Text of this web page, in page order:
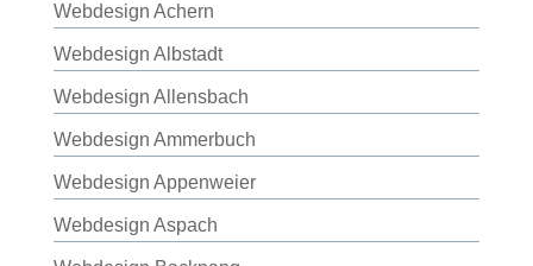
Webdesign Achern
Webdesign Albstadt
Webdesign Allensbach
Webdesign Ammerbuch
Webdesign Appenweier
Webdesign Aspach